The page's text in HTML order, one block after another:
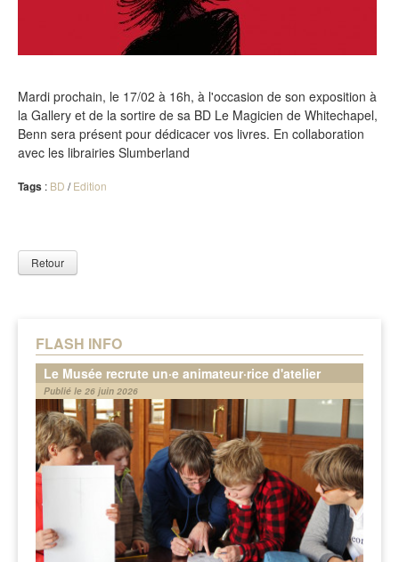
FLASH INFO
Le Musée recrute un·e animateur·rice d'atelier
Publié le 26 juin 2026
Mardi prochain, le 17/02 à 16h, à l'occasion de son exposition à
la Gallery et de la sortire de sa BD Le Magicien de Whitechapel,
Benn sera présent pour dédicacer vos livres. En collaboration
avec les librairies Slumberland
Tags : BD /Edition
Retour